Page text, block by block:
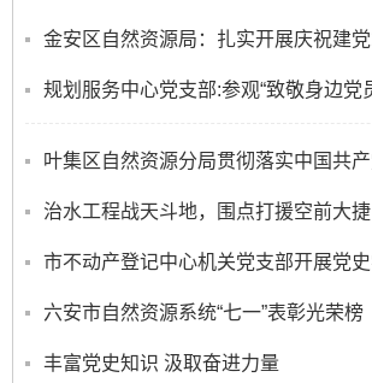
治水工程战天斗地，围点打援空前大捷
六安市自然资源系统“七一”表彰光荣榜
丰富党史知识 汲取奋进力量